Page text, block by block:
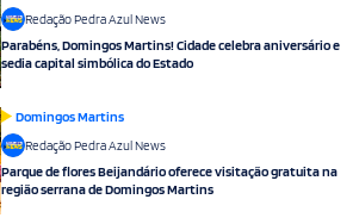
Redação Pedra Azul News
Parabéns, Domingos Martins! Cidade celebra aniversário e
sedia capital simbólica do Estado
Domingos Martins
Redação Pedra Azul News
Parque de flores Beijandário oferece visitação gratuita na
região serrana de Domingos Martins